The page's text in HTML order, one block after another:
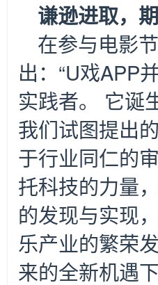
谦逊进取，
在参与电影
出：“U戏APP
实践者。 它诞
我们试图提出
于行业同仁的
托科技的力量
的发现与实现
乐产业的繁荣
来的全新机遇